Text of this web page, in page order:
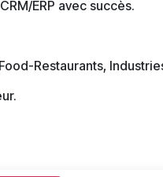
ERP avec succès.
Restaurants,